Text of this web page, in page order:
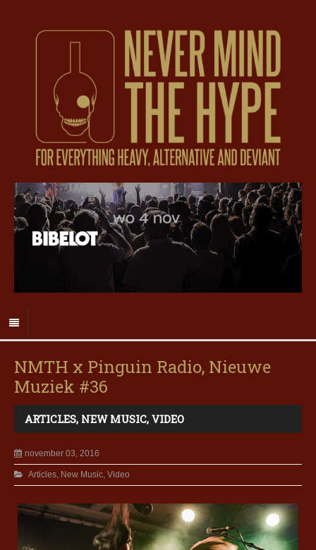
NMTH x Pinguin Radio, Nieuwe
Muziek #36
ARTICLES, NEW MUSIC, VIDEO
november 03, 2016
Articles, New Music, Video